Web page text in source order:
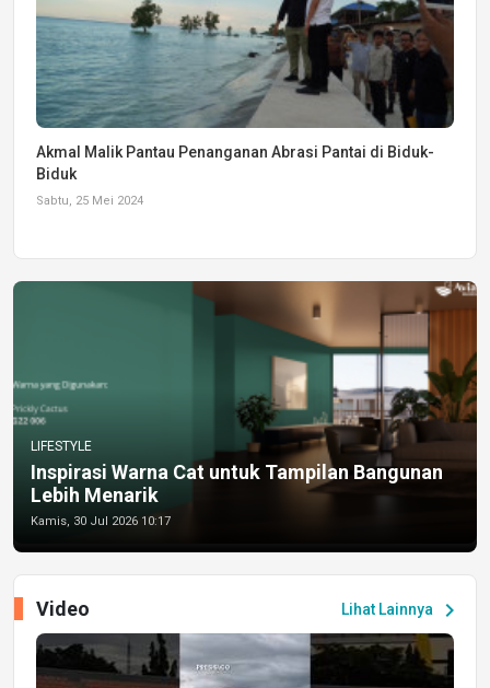
Akmal Malik Pantau Penanganan Abrasi Pantai di Biduk-
Biduk
Sabtu, 25 Mei 2024
LIFESTYLE
Inspirasi Warna Cat untuk Tampilan Bangunan
Lebih Menarik
Kamis, 30 Jul 2026 10:17
Lihat Lainnya chevron_right
Video